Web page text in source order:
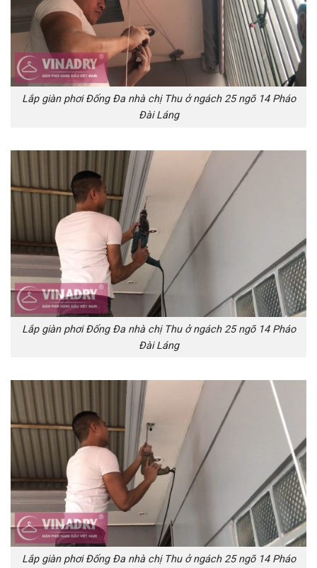
Lắp giàn phơi Đống Đa nhà chị Thu ở ngách 25 ngõ 14 Pháo
Đài Láng
Lắp giàn phơi Đống Đa nhà chị Thu ở ngách 25 ngõ 14 Pháo
Đài Láng
Lắp giàn phơi Đống Đa nhà chị Thu ở ngách 25 ngõ 14 Pháo